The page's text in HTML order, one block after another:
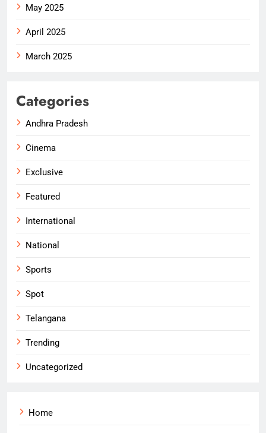
May 2025
April 2025
March 2025
Categories
Andhra Pradesh
Cinema
Exclusive
Featured
International
National
Sports
Spot
Telangana
Trending
Uncategorized
Home